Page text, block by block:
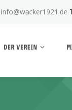
info@wacker1921.de
DER VEREIN